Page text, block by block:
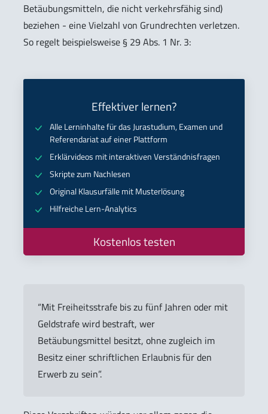
Betäubungsmitteln, die nicht verkehrsfähig sind)
beziehen - eine Vielzahl von Grundrechten verletzen.
So regelt beispielsweise § 29 Abs. 1 Nr. 3:
Effektiver lernen?
Alle Lerninhalte für das Jurastudium, Examen und
Referendariat auf einer Plattform
Erklärvideos mit interaktiven Verständnisfragen
Skripte zum Nachlesen
Original Klausurfälle mit Musterlösung
Hilfreiche Lern-Analytics
Kostenlos testen
“Mit Freiheitsstrafe bis zu fünf Jahren oder mit
Geldstrafe wird bestraft, wer
Betäubungsmittel besitzt, ohne zugleich im
Besitz einer schriftlichen Erlaubnis für den
Erwerb zu sein”.